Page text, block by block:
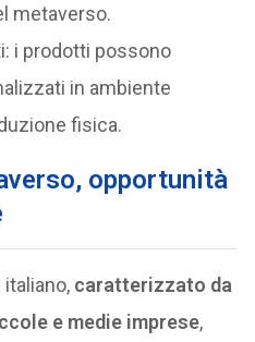
metaverso.
i prodotti possono
in ambiente
fisica.
opportunità
caratterizzato da
e medie imprese,